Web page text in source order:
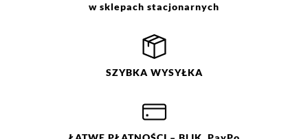
w sklepach stacjonarnych
SZYBKA WYSYŁKA